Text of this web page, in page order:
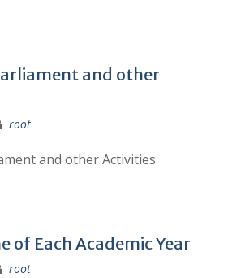
and other
root
and other Activities
of Each Academic Year
root